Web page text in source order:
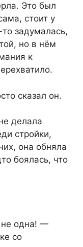
Это был
стоит у
задумалась,
но в нём
к
сказал он.
делала
стройки,
она обняла
боялась, что
одна! —
со